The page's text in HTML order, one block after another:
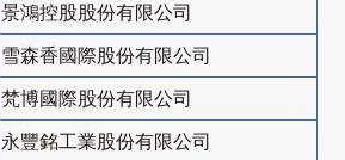
景鴻控股股份有限公司
雪森香國際股份有限公司
梵博國際股份有限公司
永豐銘工業股份有限公司